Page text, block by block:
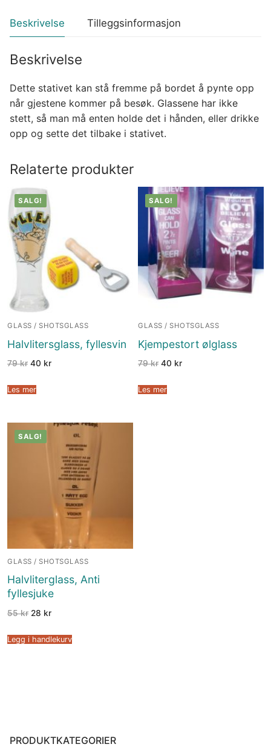
Beskrivelse Tilleggsinformasjon
Beskrivelse
Dette stativet kan stå fremme på bordet å pynte opp
når gjestene kommer på besøk. Glassene har ikke
stett, så man må enten holde det i hånden, eller drikke
opp og sette det tilbake i stativet.
Relaterte produkter
SALG!
GLASS / SHOTSGLASS
Halvlitersglass, fyllesvin
79kr 40 kr
Les mer
SALG!
GLASS / SHOTSGLASS
Kjempestort ølglass
79kr 40 kr
Les mer
SALG!
GLASS / SHOTSGLASS
Halvliterglass, Anti
fyllesjuke
55kr 28 kr
Legg i handlekurv
PRODUKTKATEGORIER